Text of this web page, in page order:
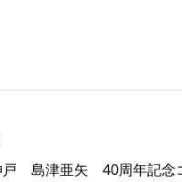
島津亜矢 40周年記念